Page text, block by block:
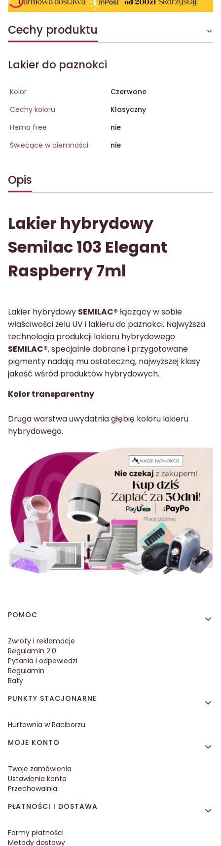
Cechy produktu
Lakier do paznokci
Kolor
Czerwone
Cechy koloru
Klasyczny
Hema free
nie
Świecące w ciemności
nie
Opis
Lakier hybrydowy
Semilac103 Elegant
Raspberry 7ml
Lakier hybrydowy SEMILAC® łączący w sobie
właściwości żelu UV i lakieru do paznokci. Najwyższa
technologia produkcji lakieru hybrydowego
SEMILAC®, specjalnie dobrane i przygotowane
pigmenty nadają mu ostateczną, najwyższej klasy
jakość wśród produktów hybrydowych.
Kolor transparentny
Druga warstwa uwydatnia głębię koloru lakieru
hybrydowego.
Linki w stopce
POMOC
Zwroty i reklamacje
Regulamin 2.0
Pytania i odpowiedzi
Regulamin
Raty
PUNKTY STACJONARNE
Hurtownia w Raciborzu
MOJE KONTO
Twoje zamówienia
Ustawienia konta
Przechowalnia
PŁATNOŚCI I DOSTAWA
Formy płatności
Metody dostawy